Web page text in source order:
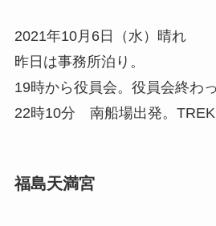
2021年10月6日（水）晴れ
昨日は事務所泊り。
19時から役員会。役員会終わ
22時10分 南船場出発。
福島天満宮